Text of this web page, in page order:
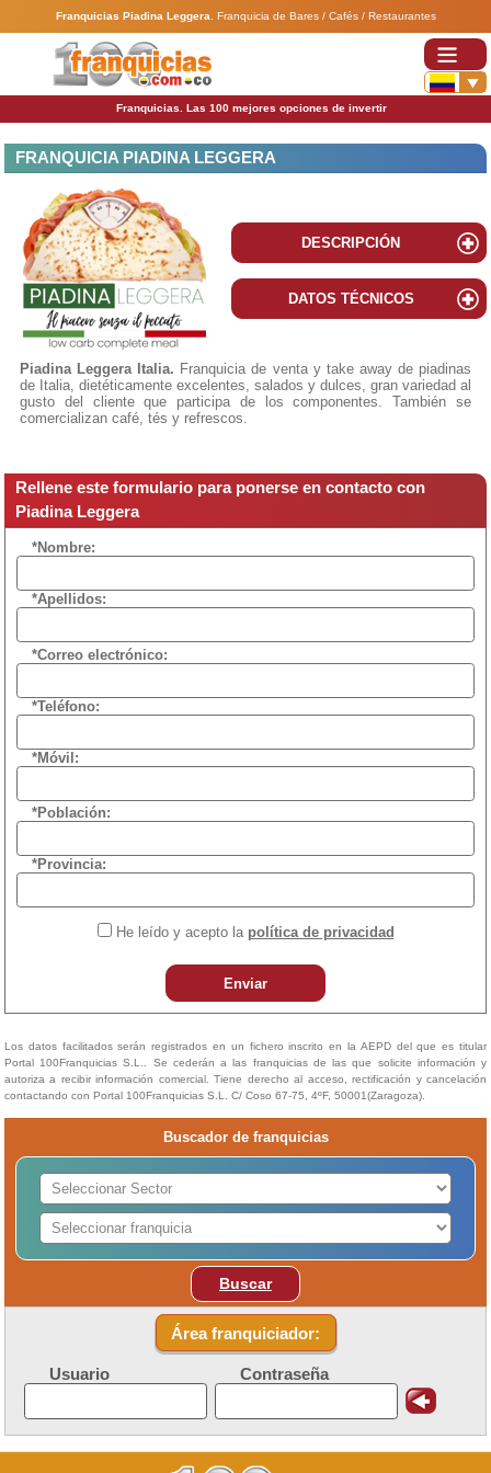
Franquicias Piadina Leggera Franquicia de Bares / Cafés / Restaurantes
Franquicias. Las 100 mejores opciones de invertir
FRANQUICIA PIADINA LEGGERA
DESCRIPCIÓN
DATOS TÉCNICOS
Piadina Leggera Italia. Franquicia de venta y take away de piadinas
de Italia, dietéticamente excelentes, salados y dulces, gran variedad al
gusto del cliente que participa de los componentes. También se
comercializan café, tés y refrescos.
Rellene este formulario para ponerse en contacto con
Piadina Leggera
*Nombre:
*Apellidos:
*Correo electrónico:
*Teléfono:
*Móvil:
*Población:
*Provincia:
He leído y acepto la política de privacidad
Enviar
Los datos facilitados serán registrados en un fichero inscrito en la AEPD del que es titular
Portal 100Franquicias S.L.. Se cederán a las franquicias de las que solicite información y
autoriza a recibir información comercial. Tiene derecho al acceso, rectificación y cancelación
contactando con Portal 100Franquicias S.L. C/ Coso 67-75, 4ºF, 50001(Zaragoza).
Buscador de franquicias
Buscar
Área franquiciador:
Usuario Contraseña